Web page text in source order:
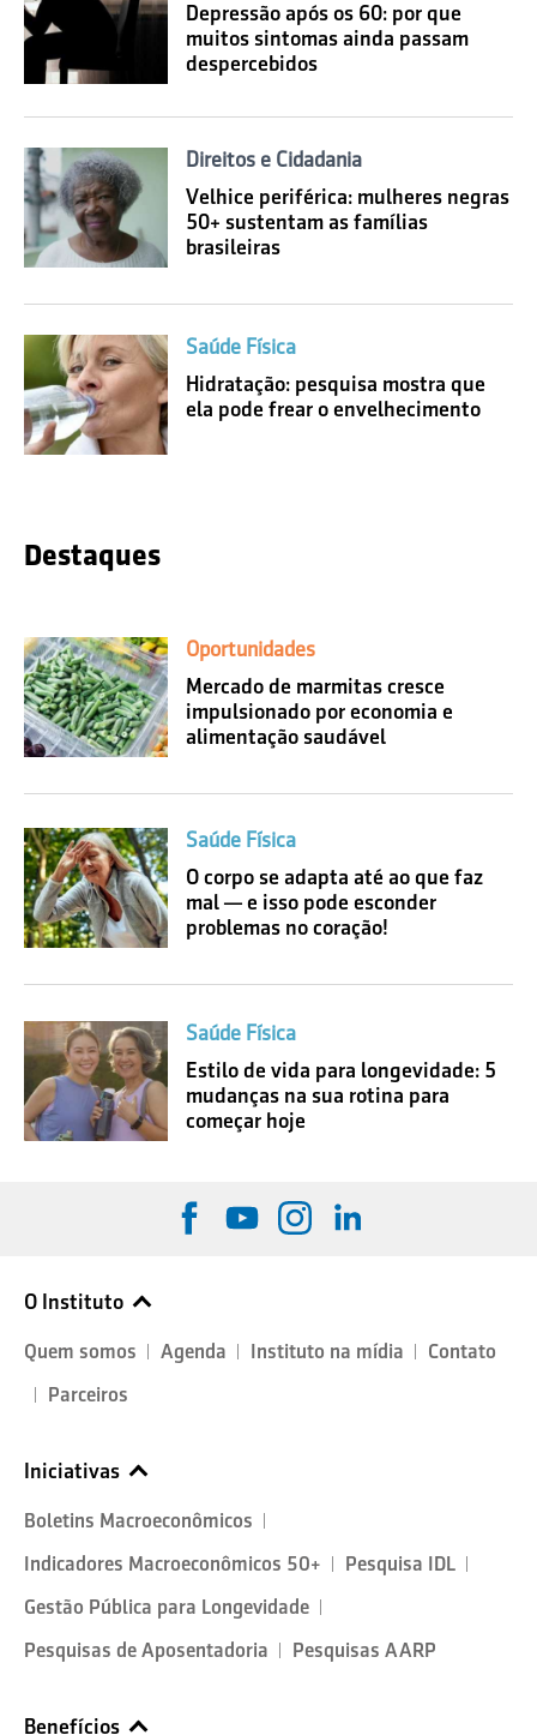
Depressão após os 60: por que
muitos sintomas ainda passam
despercebidos
Direitos e Cidadania
Velhice periférica: mulheres negras
50+ sustentam as famílias
brasileiras
Saúde Física
Hidratação: pesquisa mostra que
ela pode frear o envelhecimento
Destaques
Oportunidades
Mercado de marmitas cresce
impulsionado por economia e
alimentação saudável
Saúde Física
O corpo se adapta até ao que faz
mal — e isso pode esconder
problemas no coração!
Saúde Física
Estilo de vida para longevidade: 5
mudanças na sua rotina para
começar hoje
O Instituto
Quem somos Agenda Instituto na mídia
Contato
Parceiros
Iniciativas
Boletins Macroeconômicos
Indicadores Macroeconômicos 50+
Pesquisa IDL
Gestão Pública para Longevidade
Pesquisas de Aposentadoria
Pesquisas AARP
Benefícios